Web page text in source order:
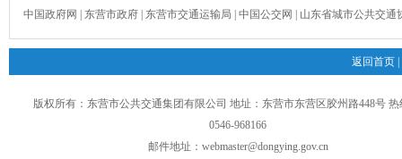
中国政府网 东营市政府 东营市交通运输局 中国公交网 山东省城市公共交通
返回首页
版权所有：东营市公共交通集团有限公司 地址：东营市东营区胶州路448号
0546-968166
邮件地址： webmaster@dongying.gov.cn